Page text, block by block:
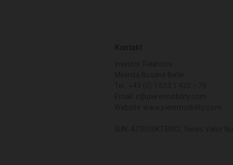
Kontakt
Investor Relations
Melinda Busáné Bellér
Tel.: +43 (0) 1 533 1 433 – 70
Email:
ir@pierermobility.com
Website:
www.pierermobility.com
ISIN: AT0000KTMI02; Swiss Valor